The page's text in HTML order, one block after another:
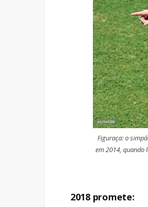
Figuraça: o
em 2014, quando
2018 promete: